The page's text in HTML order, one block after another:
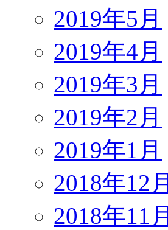
2019年5月
2019年4月
2019年3月
2019年2月
2019年1月
2018年12月
2018年11月